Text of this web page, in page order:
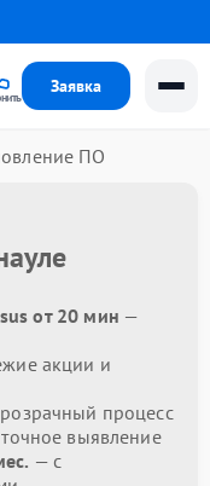
Заявка
ПО
от 20 мин —
акции и
процесс
выявление
— с